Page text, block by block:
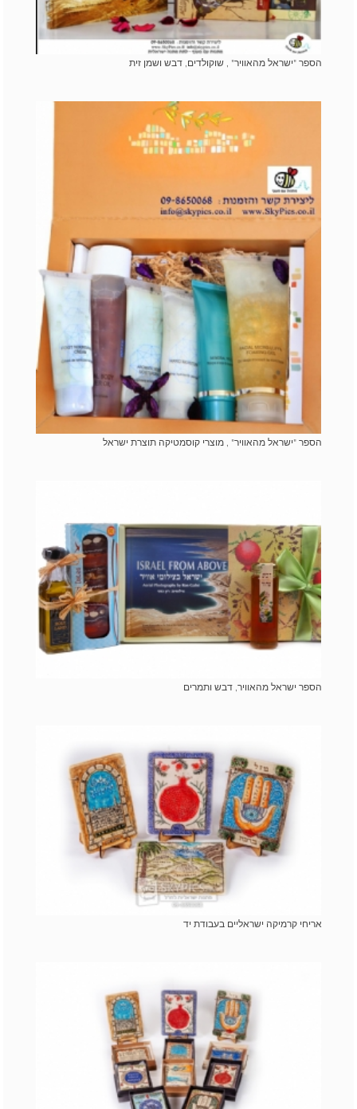
הספר "ישראל מהאוויר" , שוקולדים, דבש ושמן זית
הספר "ישראל מהאוויר" , מוצרי קוסמטיקה תוצרת ישראל
הספר ישראל מהאוויר, דבש ותמרים
אריחי קרמיקה ישראליים בעבודת יד